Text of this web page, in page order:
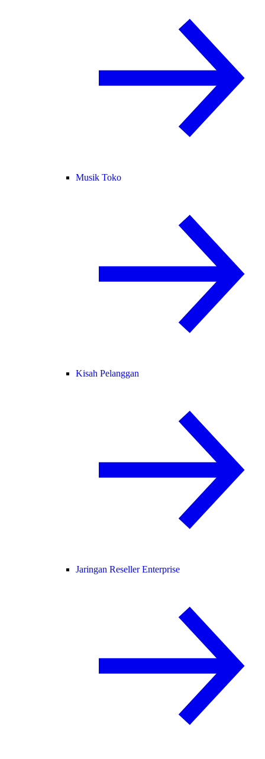
Musik Toko
Kisah Pelanggan
Jaringan Reseller Enterprise